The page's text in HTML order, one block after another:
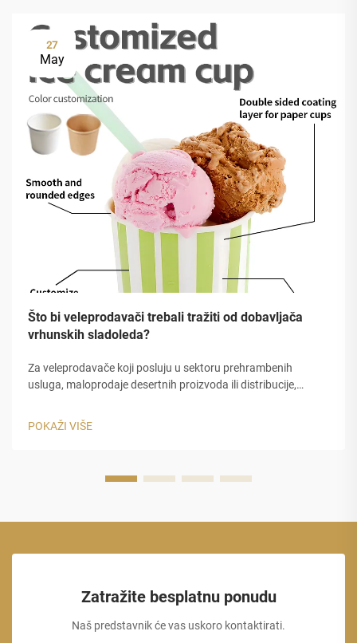
27
May
Što bi veleprodavači trebali tražiti od dobavljača
vrhunskih sladoleda?
Za veleprodavače koji posluju u sektoru prehrambenih
usluga, maloprodaje desertnih proizvoda ili distribucije,
odluka o nabavci koje ćete donijeti. Kvalitet vaše ambalaže
POKAŽI VIŠE
Zatražite besplatnu ponudu
Naš predstavnik će vas uskoro kontaktirati.